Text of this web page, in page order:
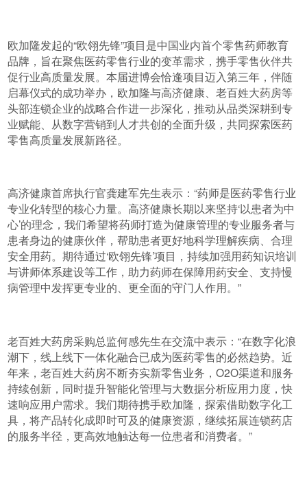
欧加隆发起的“欧翎先锋”项目是中国业内首个零售药师教育
品牌，旨在聚焦医药零售行业的变革需求，携手零售伙伴共
促行业高质量发展。本届进博会恰逢项目迈入第三年，伴随
启幕仪式的成功举办，欧加隆与高济健康、老百姓大药房等
头部连锁企业的战略合作进一步深化，推动从品类深耕到专
业赋能、从数字营销到人才共创的全面升级，共同探索医药
零售高质量发展新路径。
高济健康首席执行官龚建军先生表示：“药师是医药零售行业
专业化转型的核心力量。高济健康长期以来坚持‘以患者为中
心’的理念，我们希望将药师打造为健康管理的专业服务者与
患者身边的健康伙伴，帮助患者更好地科学理解疾病、合理
安全用药。期待通过‘欧翎先锋’项目，持续加强用药知识培训
与讲师体系建设等工作，助力药师在保障用药安全、支持慢
病管理中发挥更专业的、更全面的守门人作用。”
老百姓大药房采购总监何感先生在交流中表示：“在数字化浪
潮下，线上线下一体化融合已成为医药零售的必然趋势。近
年来，老百姓大药房不断夯实新零售业务，O2O渠道和服务
持续创新，同时提升智能化管理与大数据分析应用力度，快
速响应用户需求。我们期待携手欧加隆，探索借助数字化工
具，将产品转化成即时可及的健康资源，继续拓展连锁药店
的服务半径，更高效地触达每一位患者和消费者。”